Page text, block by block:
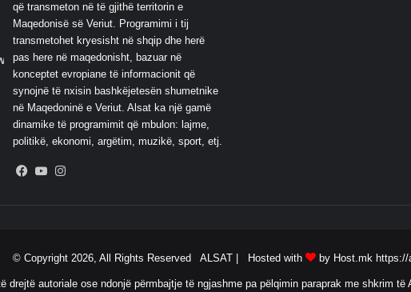
që transmeton në të gjithë territorin e
Maqedonisë së Veriut. Programimi i tij
transmetohet kryesisht në shqip dhe herë
pas here në maqedonisht, bazuar në
konceptet evropiane të informacionit që
synojnë të nxisin bashkëjetesën shumetnike
në Maqedoninë e Veriut. Alsat ka një gamë
dinamike të programimit që mbulon: lajme,
politikë, ekonomi, argëtim, muzikë, sport, etj.
Facebook
YouTube
© Copyright 2026, All Rights Reserved ALSAT | Hosted with by Host.mkhttps://
drejtë autoriale ose ndonjë përmbajtje të ngjashme pa pëlqimin paraprak me shkrim